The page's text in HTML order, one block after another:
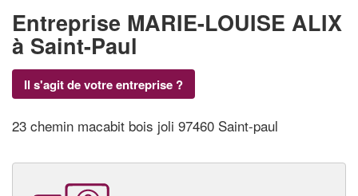
Entreprise MARIE-LOUISE ALIX
à Saint-Paul
Il s'agit de votre entreprise ?
23 chemin macabit bois joli 97460 Saint-paul